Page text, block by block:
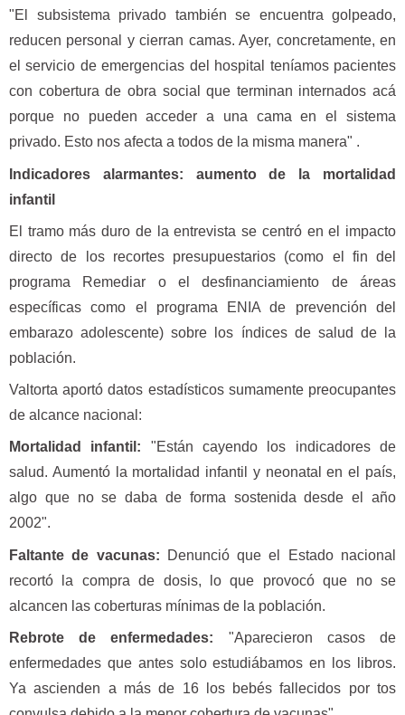
"El subsistema privado también se encuentra golpeado,
reducen personal y cierran camas. Ayer, concretamente, en
el servicio de emergencias del hospital teníamos pacientes
con cobertura de obra social que terminan internados acá
porque no pueden acceder a una cama en el sistema
privado. Esto nos afecta a todos de la misma manera" .
Indicadores alarmantes: aumento de la mortalidad
infantil
El tramo más duro de la entrevista se centró en el impacto
directo de los recortes presupuestarios (como el fin del
programa Remediar o el desfinanciamiento de áreas
específicas como el programa ENIA de prevención del
embarazo adolescente) sobre los índices de salud de la
población.
Valtorta aportó datos estadísticos sumamente preocupantes
de alcance nacional:
Mortalidad infantil: "Están cayendo los indicadores de
salud. Aumentó la mortalidad infantil y neonatal en el país,
algo que no se daba de forma sostenida desde el año
2002".
Faltante de vacunas:
Denunció que el Estado nacional
recortó la compra de dosis, lo que provocó que no se
alcancen las coberturas mínimas de la población.
Rebrote de enfermedades: "Aparecieron casos de
enfermedades que antes solo estudiábamos en los libros.
Ya ascienden a más de 16 los bebés fallecidos por tos